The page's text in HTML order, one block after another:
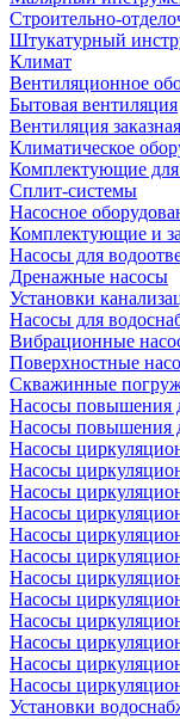
Строительно-
Штукатурный
Климат
Вентиляционное
Бытовая вентиляция
Вентиляция
Климатическое
Комплектующие
Сплит-системы
Насосное
Комплектующие и
Насосы для
Дренажные насосы
Установки
Насосы для
Вибрационные
Поверхностные
Скважинные
Насосы повышения
Насосы повышения
Насосы
Насосы
Насосы
Насосы
Насосы
Насосы
Насосы
Насосы
Насосы
Насосы
Насосы
Насосы
Установки